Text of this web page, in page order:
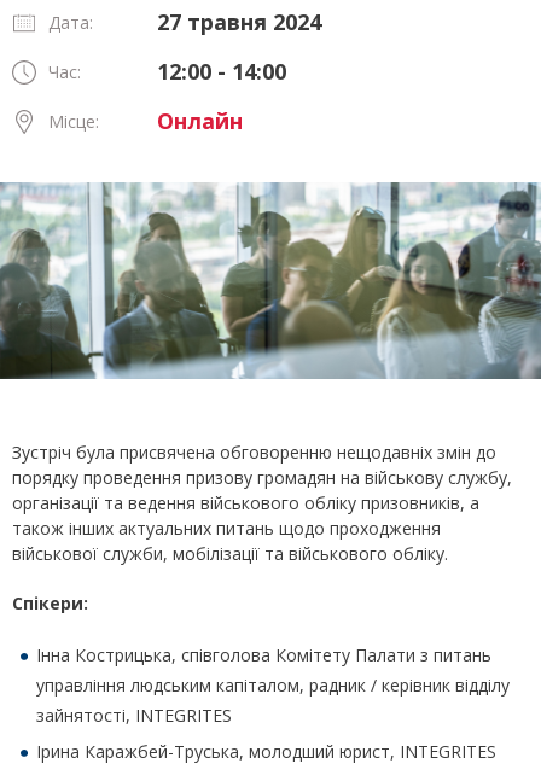
Дата: 27 травня 2024
Час: 12:00 - 14:00
Місце: Онлайн
Зустріч була присвячена обговоренню нещодавніх змін до
порядку проведення призову громадян на військову службу,
організації та ведення військового обліку призовників, а
також інших актуальних питань щодо проходження
військової служби, мобілізації та військового обліку.
Спікери:
Інна Кострицька, співголова Комітету Палати з питань
управління людським капіталом, радник / керівник відділу
зайнятості, INTEGRITES
Ірина Каражбей-Труська, молодший юрист, INTEGRITES